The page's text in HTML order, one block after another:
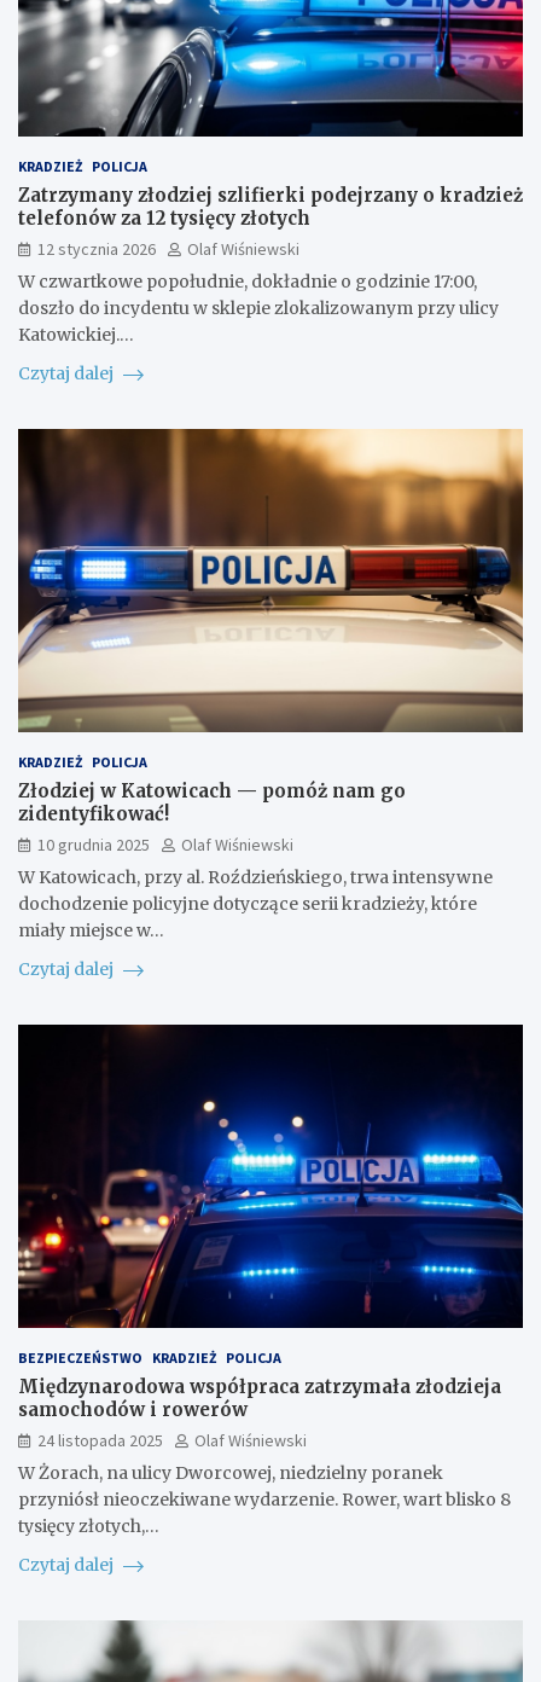
KRADZIEŻ POLICJA
Zatrzymany złodziej szlifierki podejrzany o kradzież
telefonów za 12 tysięcy złotych
12 stycznia 2026
Olaf Wiśniewski
W czwartkowe popołudnie, dokładnie o godzinie 17:00,
doszło do incydentu w sklepie zlokalizowanym przy ulicy
Katowickiej.…
Czytaj dalej
KRADZIEŻ POLICJA
Złodziej w Katowicach — pomóż nam go
zidentyfikować!
10 grudnia 2025
Olaf Wiśniewski
W Katowicach, przy al. Roździeńskiego, trwa intensywne
dochodzenie policyjne dotyczące serii kradzieży, które
miały miejsce w…
Czytaj dalej
BEZPIECZEŃSTWO KRADZIEŻ POLICJA
Międzynarodowa współpraca zatrzymała złodzieja
samochodów i rowerów
24 listopada 2025
Olaf Wiśniewski
W Żorach, na ulicy Dworcowej, niedzielny poranek
przyniósł nieoczekiwane wydarzenie. Rower, wart blisko 8
tysięcy złotych,…
Czytaj dalej